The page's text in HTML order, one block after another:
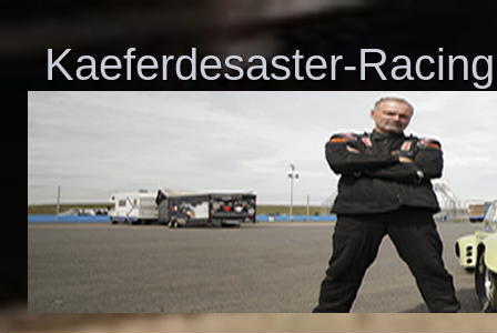
Kaeferdesaster-Racing